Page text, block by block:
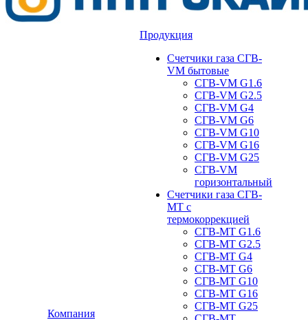
Компания
Продукция
Счетчики газа СГВ-
VM бытовые
СГВ-VM G1.6
СГВ-VM G2.5
СГВ-VM G4
СГВ-VM G6
СГВ-VM G10
СГВ-VM G16
СГВ-VM G25
СГВ-VM
горизонтальный
Счетчики газа СГВ-
МТ с
термокоррекцией
СГВ-МТ G1.6
СГВ-МТ G2.5
СГВ-МТ G4
СГВ-МТ G6
СГВ-МТ G10
СГВ-МТ G16
СГВ-МТ G25